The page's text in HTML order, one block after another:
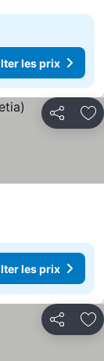
les prix
Partager
les prix
Partager